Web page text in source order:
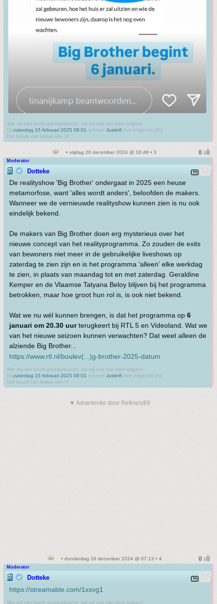
Wie mij niet heeft grootgebracht, zal mij ook niet klein krijgen!
Opzaterdag 15 februari 2025 08:01 schreef JustinK het volgende:[/b]
Dot houdt van lekker vlot :P
• vrijdag 20 december 2024 @ 16:46 • 3
Moderator
Dotteke
De realityshow 'Big Brother' ondergaat in 2025 een heuse
metamorfose, want 'alles wordt anders', beloofden de makers.
Wanneer we de vernieuwde realityshow kunnen zien is nu ook
eindelijk bekend.
De makers van Big Brother doen erg mysterieus over het
nieuwe concept van het realityprogramma. Zo zouden de exits
van bewoners niet meer in de gebruikelijke liveshows op
zaterdag te zien zijn en is het programma 'alleen' elke werkdag
te zien, in plaats van maandag tot en met zaterdag. Geraldine
Kemper en de Vlaamse Tatyana Beloy blijven bij het programma
betrokken, maar hoe groot hun rol is, is ook niet bekend.
Wat we nu wél kunnen brengen, is dat het programma op 6
januari om 20.30 uurterugkeert bij RTL 5 en Videoland. Wat we
van het nieuwe seizoen kunnen verwachten? Dat weet alleen de
alziende Big Brother...
https://www.rtl.nl/boulev(...)g-brother-2025-datum
Wie mij niet heeft grootgebracht, zal mij ook niet klein krijgen!
Opzaterdag 15 februari 2025 08:01 schreef JustinK het volgende:[/b]
Dot houdt van lekker vlot :P
▼ Advertentie door Refinery89
• donderdag 26 december 2024 @ 07:13 • 4
Moderator
Dotteke
https://streamable.com/1xsvg1
Wie mij niet heeft grootgebracht, zal mij ook niet klein krijgen!